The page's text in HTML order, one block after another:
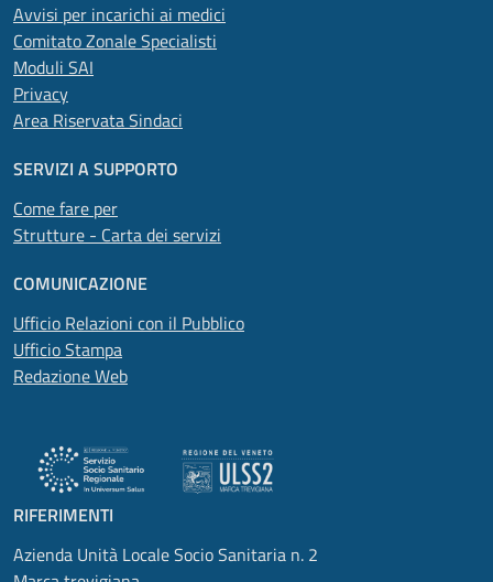
Avvisi per incarichi ai medici
Comitato Zonale Specialisti
Moduli SAI
Privacy
Area Riservata Sindaci
SERVIZI A SUPPORTO
Come fare per
Strutture - Carta dei servizi
COMUNICAZIONE
Ufficio Relazioni con il Pubblico
Ufficio Stampa
Redazione Web
RIFERIMENTI
Azienda Unità Locale Socio Sanitaria n. 2